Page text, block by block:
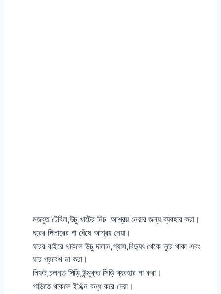
মজবুত টেবিল,উচু খাটের নিচ আশ্রয় নেয়ার জন্য ব্যবহার করা।
ঘরের পিলারের গা ঘেঁষে আশ্রয় নেয়া।
ঘরের বাইরে থাকলে উচু দালান,গ্যাস,বিদ্যুৎ থেকে দূরে থাকা এবং
ঘরে প্রবেশ না করা।
লিফট,চলন্ত সিড়ি,উন্মুক্ত সিড়ি ব্যবহার না করা।
গাড়িতে থাকলে ইঞ্জিন বন্ধ করে দেয়া।